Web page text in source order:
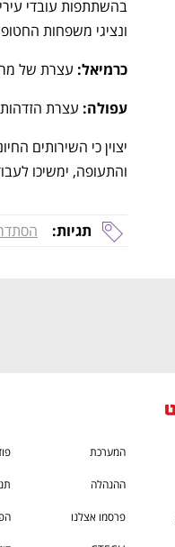
הבית של ההייטק הישראלי
ונציגי משפחות
כרמיאל: עצרת של
עפולה: עצרת הזדהות
והתעופה, ימשיכו
תגיות:
המערכת
ההנהלה
פרסמו אצלנו